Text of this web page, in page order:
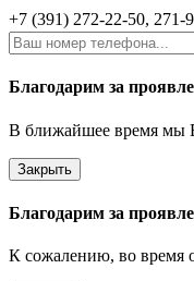
+7 (391) 272-22-50, 271-
Благодарим за
В ближайшее время мы
Закрыть
Благодарим за
К сожалению, во время